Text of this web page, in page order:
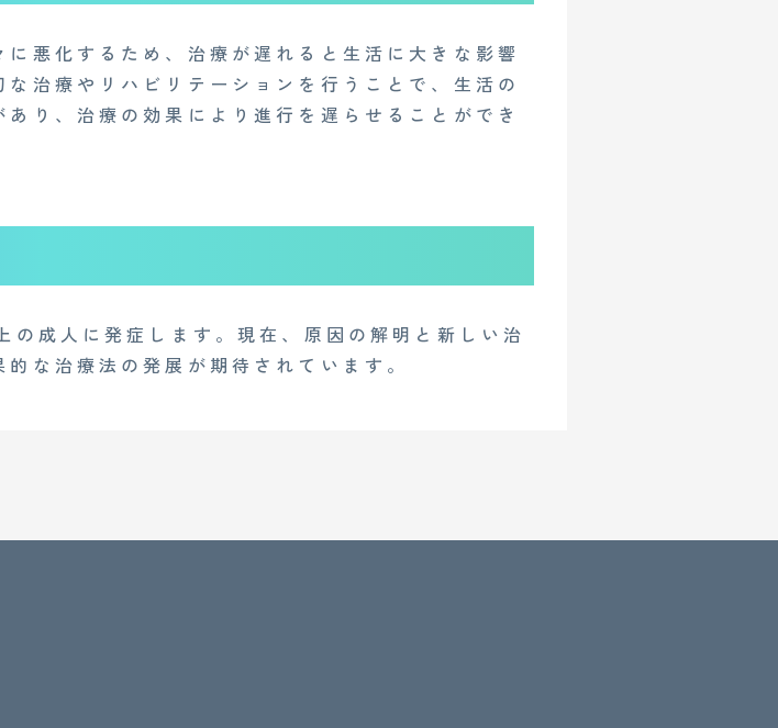
悪化するため、治療が遅れると生活に大きな影響
治療やリハビリテーションを行うことで、生活の
り、治療の効果により進行を遅らせることができ
成人に発症します。現在、原因の解明と新しい治
な治療法の発展が期待されています。